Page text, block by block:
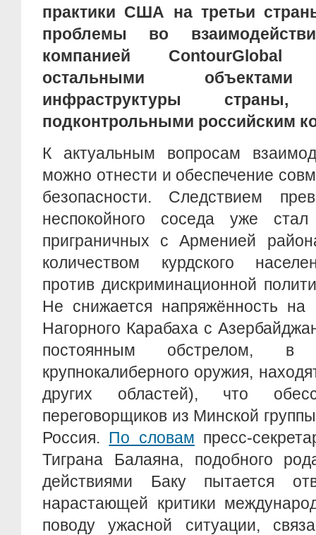
практики США на третьи
проблемы во
компанией
остальными объектами
инфраструктуры страны,
подконтрольными российским
К актуальным вопросам
можно отнести и обеспечение
безопасности. Следствием
неспокойного соседа уже
приграничных с Арменией
количеством курдского
против дискриминационной
Не снижается напряжённость
Нагорного Карабаха с
постоянным обстрелом,
крупнокалиберного оружия,
других областей), что
переговорщиков из Минской
Россия. По словам пресс-
Тиграна Балаяна, подобного
действиями Баку пытается
нарастающей критики
поводу ужасной ситуации,